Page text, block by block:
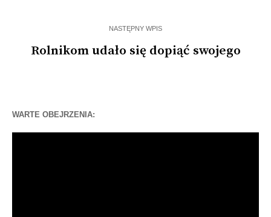
NASTĘPNY WPIS
Rolnikom udało się dopiąć swojego
WARTE OBEJRZENIA: